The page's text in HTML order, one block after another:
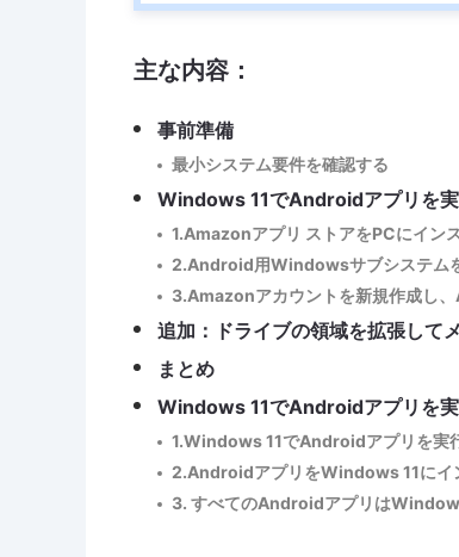
主な内容：
事前準備
最小システム要件を確認する
Windows 11でAndroidアプリを実
1.Amazonアプリ ストアをPCにイン
2.Android用Windowsサブシステム
3.Amazonアカウントを新規作成し
追加：ドライブの領域を拡張して
まとめ
Windows 11でAndroidアプリを
1.Windows 11でAndroidアプリを実
2.AndroidアプリをWindows 11にイ
3. すべてのAndroidアプリは